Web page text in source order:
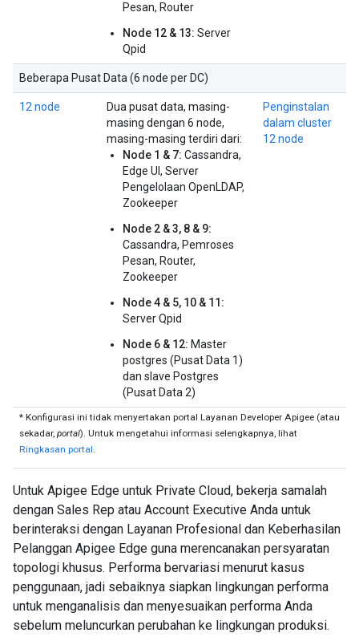
Pesan, Router
Node 12 & 13: Server
Qpid
Beberapa Pusat Data (6 node per DC)
12 node
Dua pusat data, masing-
masing dengan 6 node,
masing-masing terdiri dari:
Node 1 & 7: Cassandra,
Edge UI, Server
Pengelolaan OpenLDAP,
Zookeeper
Node 2 & 3, 8 & 9:
Cassandra, Pemroses
Pesan, Router,
Zookeeper
Node 4 & 5, 10 & 11:
Server Qpid
Node 6 & 12: Master
postgres (Pusat Data 1)
dan slave Postgres
(Pusat Data 2)
Penginstalan
dalam cluster
12 node
* Konfigurasi ini tidak menyertakan portal Layanan Developer Apigee (atau
sekadar, portal). Untuk mengetahui informasi selengkapnya, lihat
Ringkasan portal.
Untuk Apigee Edge untuk Private Cloud, bekerja samalah
dengan Sales Rep atau Account Executive Anda untuk
berinteraksi dengan Layanan Profesional dan Keberhasilan
Pelanggan Apigee Edge guna merencanakan persyaratan
topologi khusus. Performa bervariasi menurut kasus
penggunaan, jadi sebaiknya siapkan lingkungan performa
untuk menganalisis dan menyesuaikan performa Anda
sebelum meluncurkan perubahan ke lingkungan produksi.